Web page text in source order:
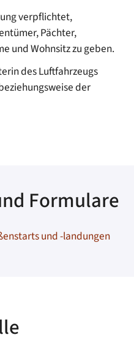
verpflichtet,
Pächter,
und Wohnsitzzu geben.
des Luftfahrzeugs
der
Formulare
und -landungen